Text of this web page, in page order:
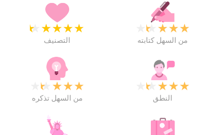
★
★
★
★
★
التصنيف
★
★
★
★
من السهل كتابته
★
★
★
★
من السهل تذكره
★
★
★
★
النطق